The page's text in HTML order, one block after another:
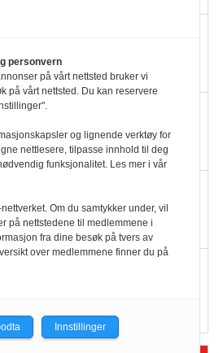
varer, men fulle
personvern
på vårt nettsted bruker vi
på vårt nettsted. Du kan reservere
og lignende verktøy for
nettlesere, tilpasse innhold til deg
funksjonalitet. Les mer i vår
Om du samtykker under, vil
på nettstedene til medlemmene i
fra dine besøk på tvers av
over medlemmene finner du på
Innstillinger